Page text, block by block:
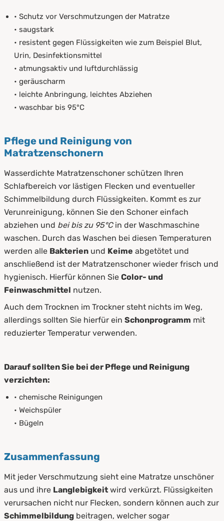
• Schutz vor Verschmutzungen der Matratze
• saugstark
• resistent gegen Flüssigkeiten wie zum Beispiel Blut,
Urin, Desinfektionsmittel
• atmungsaktiv und luftdurchlässig
• geräuscharm
• leichte Anbringung, leichtes Abziehen
• waschbar bis 95°C
Pflege und Reinigung von
Matratzenschonern
Wasserdichte Matratzenschoner schützen Ihren
Schlafbereich vor lästigen Flecken und eventueller
Schimmelbildung durch Flüssigkeiten. Kommt es zur
Verunreinigung, können Sie den Schoner einfach
abziehen und bei bis zu 95°Cin der Waschmaschine
waschen. Durch das Waschen bei diesen Temperaturen
werden alle Bakterien und Keime abgetötet und
anschließend ist der Matratzenschoner wieder frisch und
hygienisch. Hierfür können Sie Color- und
Feinwaschmittel nutzen.
Auch dem Trocknen im Trockner steht nichts im Weg,
allerdings sollten Sie hierfür ein Schonprogramm mit
reduzierter Temperatur verwenden.
Darauf sollten Sie bei der Pflege und Reinigung
verzichten:
• chemische Reinigungen
• Weichspüler
• Bügeln
Zusammenfassung
Mit jeder Verschmutzung sieht eine Matratze unschöner
aus und ihre Langlebigkeit wird verkürzt. Flüssigkeiten
verursachen nicht nur Flecken, sondern können auch zur
Schimmelbildung beitragen, welcher sogar